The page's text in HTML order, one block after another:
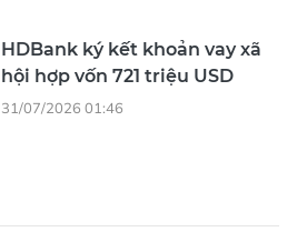
HDBank ký kết khoản vay xã
hội hợp vốn 721 triệu USD
31/07/2026 01:46